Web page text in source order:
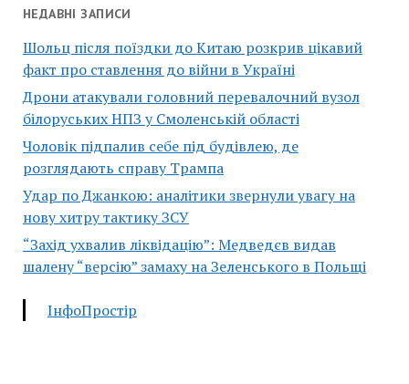
НЕДАВНІ ЗАПИСИ
Шольц після поїздки до Китаю розкрив цікавий
факт про ставлення до війни в Україні
Дрони атакували головний перевалочний вузол
білоруських НПЗ у Смоленській області
Чоловік підпалив себе під будівлею, де
розглядають справу Трампа
Удар по Джанкою: аналітики звернули увагу на
нову хитру тактику ЗСУ
“Захід ухвалив ліквідацію”: Медведєв видав
шалену “версію” замаху на Зеленського в Польщі
ІнфоПростір